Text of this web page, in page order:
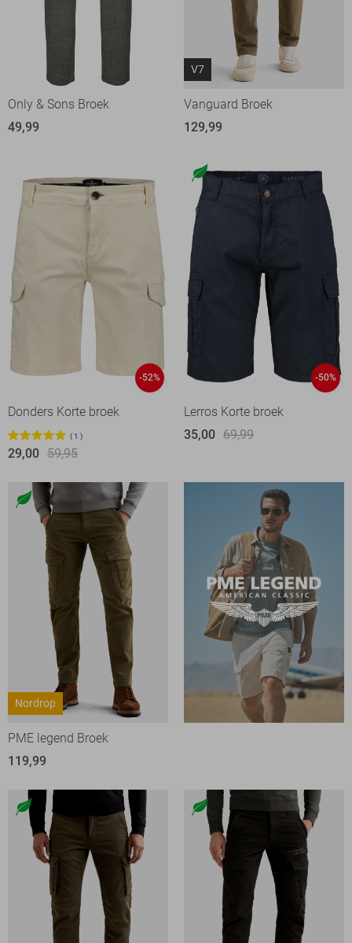
Only & Sons Broek
49,99
V7
Vanguard Broek
129,99
-52%
Donders Korte broek
1
29,00 59,95
-50%
Lerros Korte broek
35,00 69,99
Nordrop
PME legend Broek
119,99